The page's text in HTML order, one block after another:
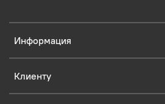
Информация
Клиенту